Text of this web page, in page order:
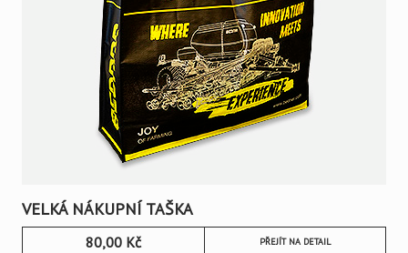
VELKÁ NÁKUPNÍ TAŠKA
80,00 Kč PŘEJÍT NA DETAIL